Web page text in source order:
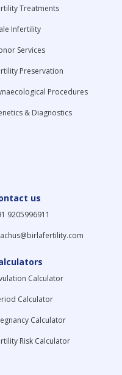
Treatments
Infertility
Services
Preservation
Procedures
& Diagnostics
us
9205996911
Calculator
Calculator
Calculator
Risk Calculator